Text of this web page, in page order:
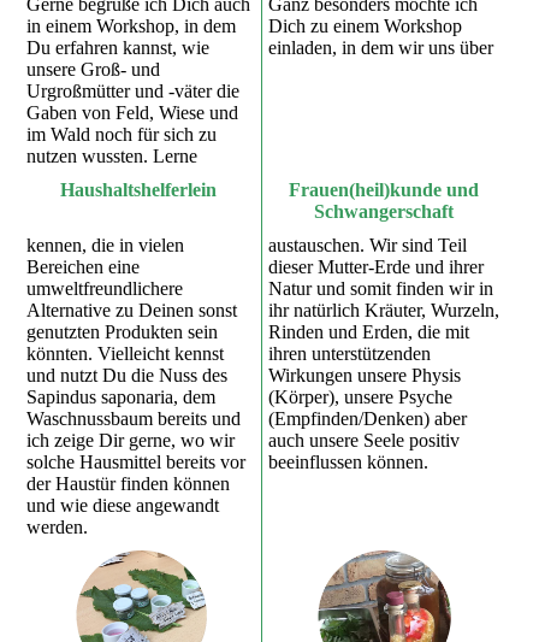
Gerne begrüße ich Dich auch
in einem Workshop, in dem
Du erfahren kannst, wie
unsere Groß- und
Urgroßmütter und -väter die
Gaben von Feld, Wiese und
im Wald noch für sich zu
nutzen wussten. Lerne
Ganz besonders möchte ich
Dich zu einem Workshop
einladen, in dem wir uns über
Haushaltshelferlein
Frauen(heil)kunde und
Schwangerschaft
kennen, die in vielen
Bereichen eine
umweltfreundlichere
Alternative zu Deinen sonst
genutzten Produkten sein
könnten. Vielleicht kennst
und nutzt Du die Nuss des
Sapindus saponaria, dem
Waschnussbaum bereits und
ich zeige Dir gerne, wo wir
solche Hausmittel bereits vor
der Haustür finden können
und wie diese angewandt
werden.
austauschen. Wir sind Teil
dieser Mutter-Erde und ihrer
Natur und somit finden wir in
ihr natürlich Kräuter, Wurzeln,
Rinden und Erden, die mit
ihren unterstützenden
Wirkungen unsere Physis
(Körper), unsere Psyche
(Empfinden/Denken) aber
auch unsere Seele positiv
beeinflussen können.